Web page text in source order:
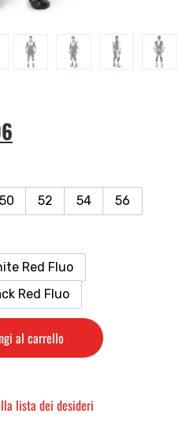
50 52 54
56
Red Fluo
Red Fluo
al carrello
lista dei desideri